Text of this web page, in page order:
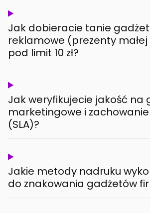
Jak dobieracie tanie
reklamowe (prezenty
pod limit 10 zł?
Jak weryfikujecie jakość na
marketingowe i
(SLA)?
Jakie metody nadruku
do znakowania gadżetów